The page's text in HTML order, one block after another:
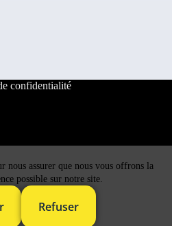
nous assurer que nous vous offrons la
possible sur notre site.
Refuser
confidentialité